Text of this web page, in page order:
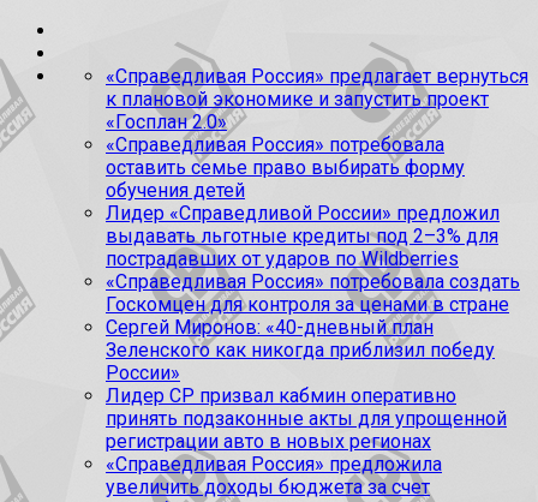
«Справедливая Россия» предлагает вернуться
к плановой экономике и запустить проект
«Госплан 2.0»
«Справедливая Россия» потребовала
оставить семье право выбирать форму
обучения детей
Лидер «Справедливой России» предложил
выдавать льготные кредиты под 2–3% для
пострадавших от ударов по Wildberries
«Справедливая Россия» потребовала создать
Госкомцен для контроля за ценами в стране
Сергей Миронов: «40-дневный план
Зеленского как никогда приблизил победу
России»
Лидер СР призвал кабмин оперативно
принять подзаконные акты для упрощенной
регистрации авто в новых регионах
«Справедливая Россия» предложила
увеличить доходы бюджета за счет